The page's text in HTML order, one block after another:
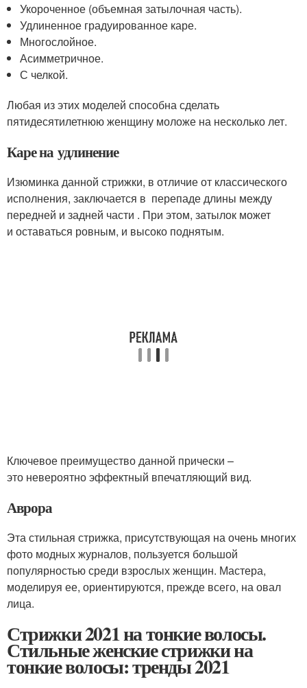
Укороченное (объемная затылочная часть).
Удлиненное градуированное каре.
Многослойное.
Асимметричное.
С челкой.
Любая из этих моделей способна сделать
пятидесятилетнюю женщину моложе на несколько лет.
Каре на удлинение
Изюминка данной стрижки, в отличие от классического
исполнения, заключается в перепаде длины между
передней и задней части . При этом, затылок может
и оставаться ровным, и высоко поднятым.
Ключевое преимущество данной прически –
это невероятно эффектный впечатляющий вид.
Аврора
Эта стильная стрижка, присутствующая на очень многих
фото модных журналов, пользуется большой
популярностью среди взрослых женщин. Мастера,
моделируя ее, ориентируются, прежде всего, на овал
лица.
Стрижки 2021 на тонкие волосы.
Стильные женские стрижки на
тонкие волосы: тренды 2021